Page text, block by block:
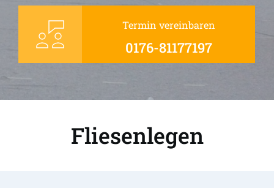
Termin vereinbaren
0176-81177197
Fliesenlegen